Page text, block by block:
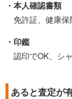
・本人確認書類
免許証、健康
・印鑑
認印でOK、シ
あると査定が